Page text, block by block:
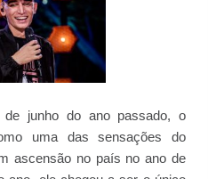
de junho do ano passado, o
uma das sensações do
ascensão no país no ano de